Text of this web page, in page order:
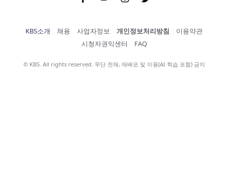
KBS소개 채용 사업자정보 개인정보처리방침
이용약관
시청자권익센터
FAQ
© KBS. All rights reserved. 무단 전재, 재배포 및 이용(AI 학습 포함) 금지